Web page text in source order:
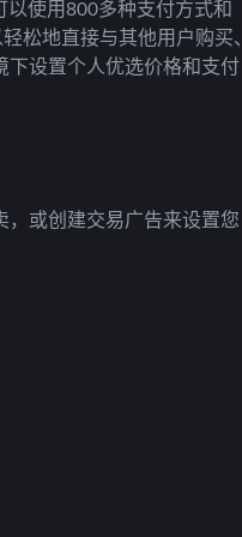
使用800多种支付方式和
松地直接与其他用户购买、
下设置个人优选价格和支付
或创建交易广告来设置您